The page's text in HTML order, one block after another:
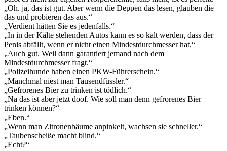
„Oh. ja, das ist gut. Aber wenn die Deppen das lesen, glauben die
das und probieren das aus.“
„Verdient hätten Sie es jedenfalls.“
„In in der Kälte stehenden Autos kann es so kalt werden, dass der
Penis abfällt, wenn er nicht einen Mindestdurchmesser hat.“
„Auch gut. Weil dann garantiert jemand nach dem
Mindestdurchmesser fragt.“
„Polizeihunde haben einen PKW-Führerschein.“
„Manchmal niest man Tausendfüssler.“
„Gefrorenes Bier zu trinken ist tödlich.“
„Na das ist aber jetzt doof. Wie soll man denn gefrorenes Bier
trinken können?“
„Eben.“
„Wenn man Zitronenbäume anpinkelt, wachsen sie schneller.“
„Taubenscheiße macht blind.“
„Echt?“